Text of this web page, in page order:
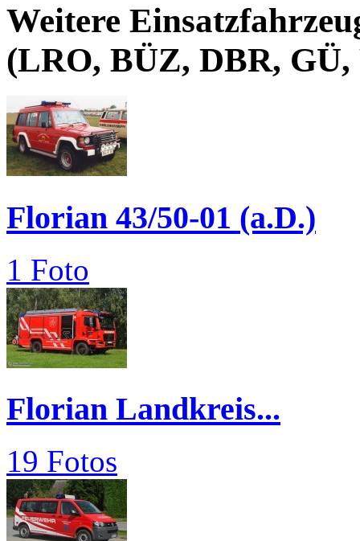
Weitere
(LRO, BÜZ, DBR, GÜ,
Florian 43/50-01 (a.D.)
1 Foto
Florian Landkreis...
19 Fotos